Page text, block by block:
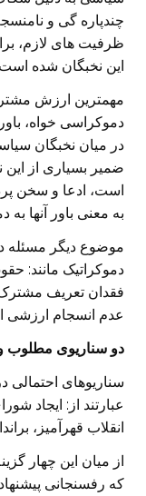
چندپاره گی و
ظرفیت های لازم،
این نخبگان شده
مهمترین ارزش
دموکراسی خواه،
در میان نخبگان
ضمیر بسیاری از
است، ادعا و سخن
به معنی باور آنها
موضوع دیگر مسئله
دموکراتیک مانند:
فقدان تعریف مشترک
عدم انسجام ارزشی
دو سناریوی مطلوب
سناریوهای احتمالی
عبارتند از: ایجاد
انقلاب قهرآمیز،
از میان این چهار
که رفسنجانی